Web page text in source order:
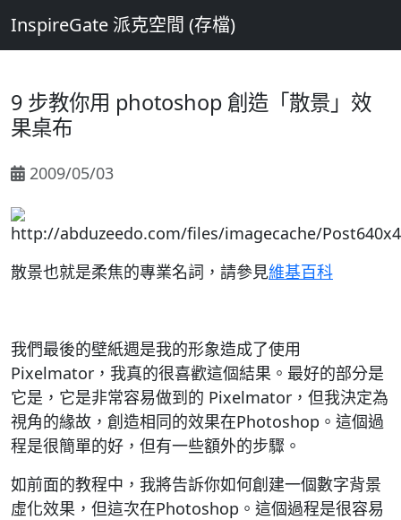
InspireGate 派克空間 (存檔)
9 步教你用 photoshop 創造「散景」效
果桌布
2009/05/03
散景也就是柔焦的專業名詞，請參見維基百科
我們最後的壁紙週是我的形象造成了使用
Pixelmator，我真的很喜歡這個結果。最好的部分是
它是，它是非常容易做到的 Pixelmator，但我決定為
視角的緣故，創造相同的效果在Photoshop。這個過
程是很簡單的好，但有一些額外的步驟。
如前面的教程中，我將告訴你如何創建一個數字背景
虛化效果，但這次在Photoshop。這個過程是很容易